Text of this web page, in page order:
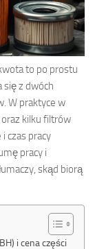
to po prostu
się z dwóch
W praktyce w
kilku filtrów
czas pracy
pracy i
skąd biorą
i cena części